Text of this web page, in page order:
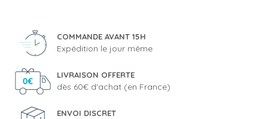
COMMANDE AVANT 15H
Expédition le jour même
LIVRAISON OFFERTE
dès 60€ d'achat (en France)
ENVOI DISCRET